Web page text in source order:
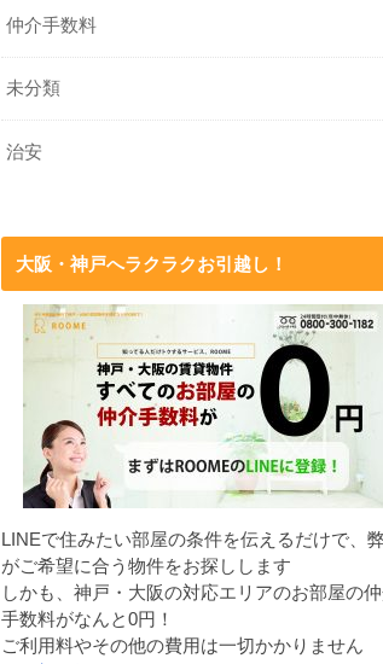
仲介手数料
未分類
治安
大阪・神戸へラクラクお引越し！
LINEで住みたい部屋の条件を伝えるだけで、
がご希望に合う物件をお探しします
しかも、神戸・大阪の対応エリアのお部屋の
手数料がなんと0円！
ご利用料やその他の費用は一切かかりません